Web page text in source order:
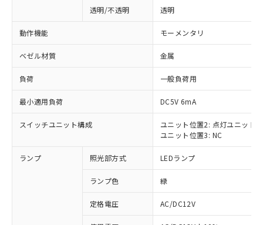
透明/不透明 透明
動作機能 モーメンタリ
ベゼル材質 金属
負荷 一般負荷用
最小適用負荷 DC5V 6mA
スイッチユニット構成
ユニット位置2: 点灯ユニット
ユニット位置3: NC
ランプ 照光部方式 LEDランプ
ランプ色 緑
定格電圧 AC/DC12V